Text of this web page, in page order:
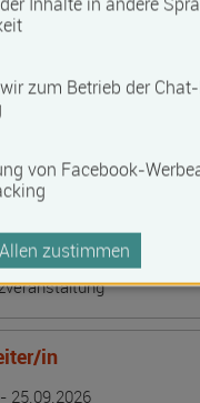
Learning
der Tarifpolitik -
in
25.09.2026
zum Betrieb der
von Facebook-
Allen zustimmen